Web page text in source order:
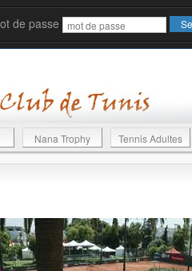
de passe
Nana Trophy Tennis Adultes